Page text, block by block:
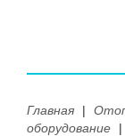
Главная |
оборудование
|